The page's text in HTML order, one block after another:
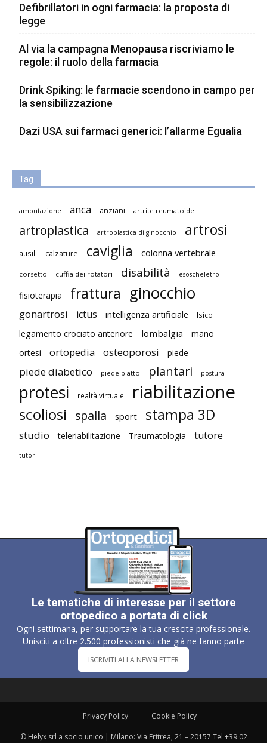
Defibrillatori in ogni farmacia: la proposta di
legge
Al via la campagna Menopausa riscriviamo le
regole: il ruolo della farmacia
Drink Spiking: le farmacie scendono in campo per
la sensibilizzazione
Dazi USA sui farmaci generici: l’allarme Egualia
Tag
amputazione anca anziani artrite reumatoide
artroplastica artroplastica di ginocchio artrosi
ausili calzature caviglia colonna vertebrale
corsetto cuffia dei rotatori disabilità esoscheletro
fisioterapia frattura ginocchio
gonartrosi ictus intelligenza artificiale Isico
legamento crociato anteriore lombalgia
mano
ortesi
ortopedia osteoporosi piede
piede diabetico piede piatto plantari postura
protesi realtà virtuale riabilitazione
scoliosi spalla sport stampa 3D
studio teleriabilitazione Traumatologia tutore
tutori
Le tematiche di interesse per il settore
ortopedico a portata di click
Ogni settimana, per supportare la tua crescita professionale.
Unisciti a oltre 2.500 professionisti che già ne fanno parte
ISCRIVITI ALLA NEWSLETTER
Privacy Policy Cookie Policy
© Helyx srl a socio unico | Milano: Via Eritrea, 21 – 20157 Tel +39 02